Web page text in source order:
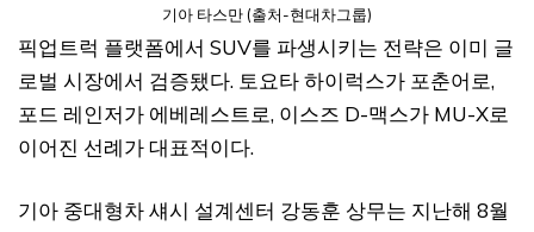
기아 타스만 (출처-현대차그룹)
픽업트럭 플랫폼에서 SUV를 파생시키는 전략은 이미 글
로벌 시장에서 검증됐다. 토요타 하이럭스가 포춘어로,
포드 레인저가 에베레스트로, 이스즈 D-맥스가 MU-X로
이어진 선례가 대표적이다.
기아 중대형차 섀시 설계센터 강동훈 상무는 지난해 8월